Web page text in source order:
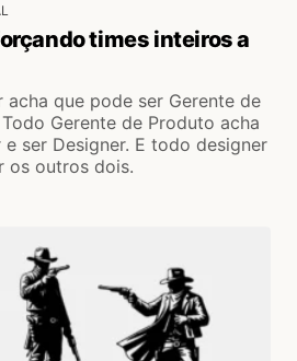
times inteiros a
que pode ser Gerente de
Gerente de Produto acha
ser Designer. E todo designer
os outros dois.